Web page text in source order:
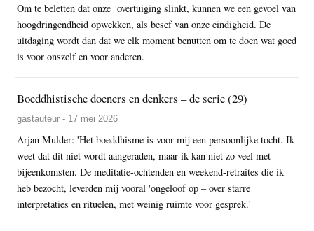
Om te beletten dat onze overtuiging slinkt, kunnen we een gevoel van
hoogdringendheid opwekken, als besef van onze eindigheid. De
uitdaging wordt dan dat we elk moment benutten om te doen wat goed
is voor onszelf en voor anderen.
Boeddhistische doeners en denkers – de serie (29)
gastauteur - 17 mei 2026
Arjan Mulder: 'Het boeddhisme is voor mij een persoonlijke tocht. Ik
weet dat dit niet wordt aangeraden, maar ik kan niet zo veel met
bijeenkomsten. De meditatie-ochtenden en weekend-retraites die ik
heb bezocht, leverden mij vooral 'ongeloof op – over starre
interpretaties en rituelen, met weinig ruimte voor gesprek.'